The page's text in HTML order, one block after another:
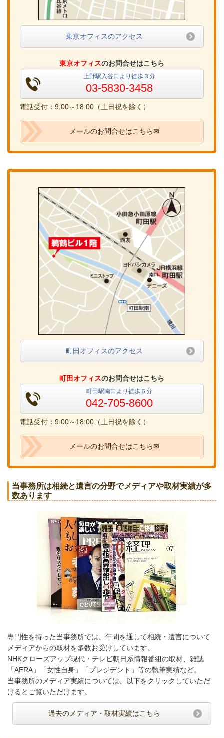
東京オフィスのアクセス
東京オフィスのお問合せはこちら
上野駅入谷口より徒歩３分
03-5830-3458
電話受付：9:00～18:00（土日祝を除く）
メールのお問合せはこちら✉
町田オフィスのアクセス
町田オフィスのお問合せはこちら
町田駅南口より徒歩６分
042-705-8600
電話受付：9:00～18:00（土日祝を除く）
メールのお問合せはこちら✉
当事務所は相続と遺言の分野でメディアや取材実績が多
数あります
専門性を持った当事務所では、年間を通して相続・遺言について
メディアからの取材を多数お受けしています。
NHKクローズアップ現代・テレビ朝日系情報番組の取材、雑誌
「AERA」「女性自身」「プレジデント」等の執筆実績など。
当事務所のメディア実績については、以下をクリックしていただ
けるとご覧いただけます。
過去のメディア・取材実績はこちら